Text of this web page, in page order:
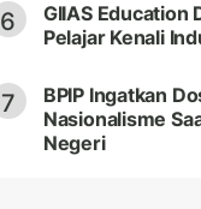
6
GIIAS Education
Pelajar Kenali
7
BPIP Ingatkan
Nasionalisme
Negeri